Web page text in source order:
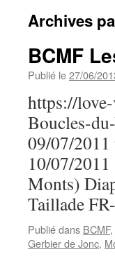
Archives
BCMF
Publié le27/06/
https://
Boucles-
09/07/
10/07/
Monts)
Taillade
Publié dans BCMF,
Gerbier de Jonc,